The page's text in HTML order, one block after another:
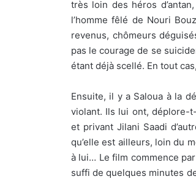
très loin des héros
l’homme fêlé de Nouri
revenus, chômeurs
pas le courage de se
étant déjà scellé. En tout
Ensuite, il y a Saloua à la
violant. Ils lui ont, déplore-
et privant Jilani Saadi
qu’elle est ailleurs, loin du
à lui… Le film commence
suffi de quelques minutes